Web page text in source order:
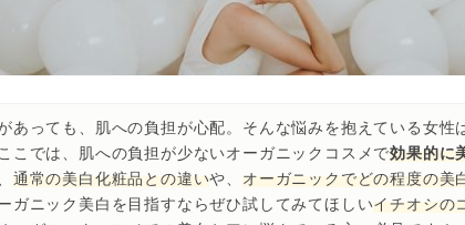
あっても、肌への負担が心配。そんな悩みを抱えている女性
こでは、肌への負担が少ないオーガニックコスメで効果的に
通常の美白化粧品との違いや、 オーガニックでどの程度の美
ーガニック美白を目指すならぜひ試してみてほしいイチオシの